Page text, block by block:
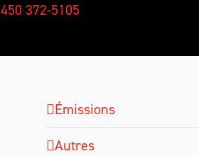
450 372-5105
Émissions
Autres